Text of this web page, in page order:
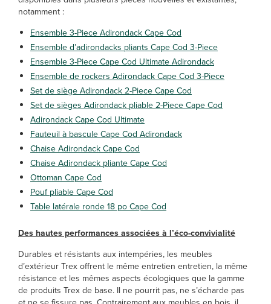
notamment :
Ensemble 3-Piece Adirondack Cape Cod
Ensemble d’adirondacks pliants Cape Cod 3-Piece
Ensemble 3-Piece Cape Cod Ultimate Adirondack
Ensemble de rockers Adirondack Cape Cod 3-Piece
Set de siège Adirondack 2-Piece Cape Cod
Set de sièges Adirondack pliable 2-Piece Cape Cod
Adirondack Cape Cod Ultimate
Fauteuil à bascule Cape Cod Adirondack
Chaise Adirondack Cape Cod
Chaise Adirondack pliante Cape Cod
Ottoman Cape Cod
Pouf pliable Cape Cod
Table latérale ronde 18 po Cape Cod
Des hautes performances associées à l’éco-convivialité
Durables et résistants aux intempéries, les meubles
d’extérieur Trex offrent le même entretien entretien, la même
résistance et les mêmes aspects écologiques que la gamme
de produits Trex de base. Il ne pourrit pas, ne s’écharde pas